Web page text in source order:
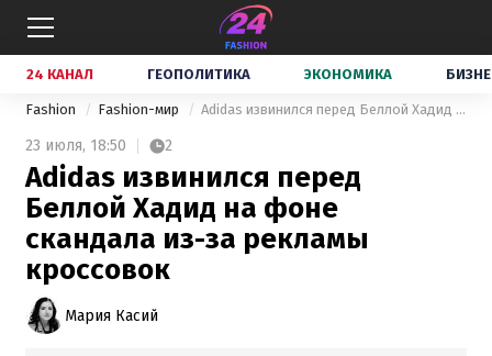
24 КАНАЛ ГЕОПОЛИТИКА ЭКОНОМИКА
Fashion Fashion-мир Adidas извинился перед Беллой Хадид на фоне скандала из-за рекламы кроссовок
23 июля, 18:50 2
Adidas извинился перед
Беллой Хадид на фоне
скандала из-за рекламы
кроссовок
Мария Касий